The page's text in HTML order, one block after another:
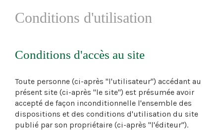
Conditions d'utilisation
Conditions d'accès au site
Toute personne (ci-après "l'utilisateur") accédant au
présent site (ci-après "le site") est présumée avoir
accepté de façon inconditionnelle l'ensemble des
dispositions et des conditions d'utilisation du site
publié par son propriétaire (ci-après "l'éditeur").